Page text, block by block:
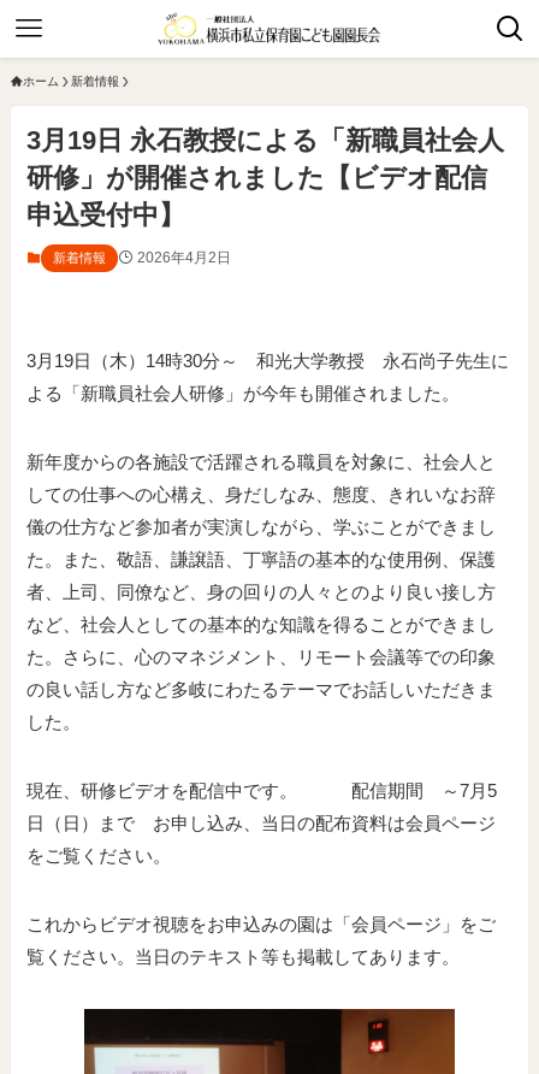
ホーム 新着情報
3月19日 永石教授による「新職員社会人
研修」が開催されました【ビデオ配信
申込受付中】
新着情報 2026年4月2日
3月19日（木）14時30分～ 和光大学教授 永石尚子先生に
よる「新職員社会人研修」が今年も開催されました。
新年度からの各施設で活躍される職員を対象に、社会人と
しての仕事への心構え、身だしなみ、態度、きれいなお辞
儀の仕方など参加者が実演しながら、学ぶことができまし
た。また、敬語、謙譲語、丁寧語の基本的な使用例、保護
者、上司、同僚など、身の回りの人々とのより良い接し方
など、社会人としての基本的な知識を得ることができまし
た。さらに、心のマネジメント、リモート会議等での印象
の良い話し方など多岐にわたるテーマでお話しいただきま
した。
現在、研修ビデオを配信中です。 配信期間 ～7月5
日（日）まで お申し込み、当日の配布資料は会員ページ
をご覧ください。
これからビデオ視聴をお申込みの園は「会員ページ」をご
覧ください。当日のテキスト等も掲載してあります。